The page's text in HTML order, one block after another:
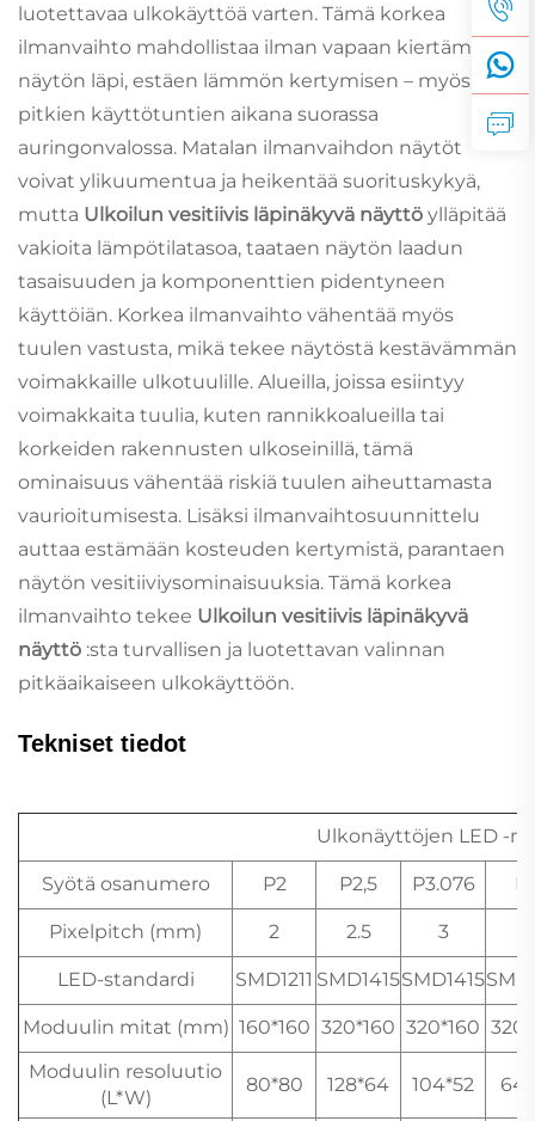
luotettavaa ulkokäyttöä varten. Tämä korkea
ilmanvaihto mahdollistaa ilman vapaan kiertämisen
näytön läpi, estäen lämmön kertymisen – myös
pitkien käyttötuntien aikana suorassa
auringonvalossa. Matalan ilmanvaihdon näytöt
voivat ylikuumentua ja heikentää suorituskykyä,
mutta Ulkoilun vesitiivis läpinäkyvä näyttö ylläpitää
vakioita lämpötilatasoa, taataen näytön laadun
tasaisuuden ja komponenttien pidentyneen
käyttöiän. Korkea ilmanvaihto vähentää myös
tuulen vastusta, mikä tekee näytöstä kestävämmän
voimakkaille ulkotuulille. Alueilla, joissa esiintyy
voimakkaita tuulia, kuten rannikkoalueilla tai
korkeiden rakennusten ulkoseinillä, tämä
ominaisuus vähentää riskiä tuulen aiheuttamasta
vaurioitumisesta. Lisäksi ilmanvaihtosuunnittelu
auttaa estämään kosteuden kertymistä, parantaen
näytön vesitiiviysominaisuuksia. Tämä korkea
ilmanvaihto tekee Ulkoilun vesitiivis läpinäkyvä
näyttö :sta turvallisen ja luotettavan valinnan
pitkäaikaiseen ulkokäyttöön.
Tekniset tiedot
Ulkonäyttöjen LED -
Syötä osanumero P2 P2,5 P3.076
Pixelpitch (mm) 2 2.5 3
LED-standardi SMD1211 SMD1415SMD1415
Moduulin mitat (mm) 160*160 320*160 320*160
Moduulin resoluutio
(L*W)
80*80 128*64 104*52